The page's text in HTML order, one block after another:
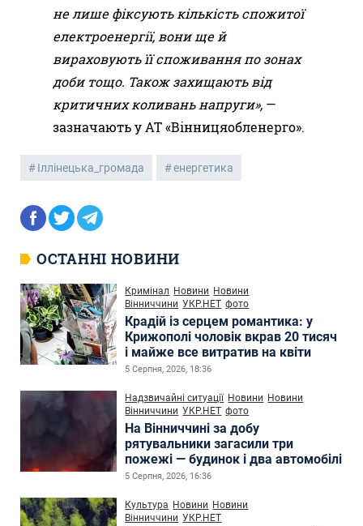
не лише фіксують кількість спожитої
електроенергії, вони ще й
вираховують її споживання по зонах
доби тощо. Також захищають від
критичних коливань напруги», —
зазначають у АТ «Вінницяобленерго».
Іллінецька_громада енергетика
ОСТАННІ НОВИНИ
Кримінал Новини Новини
Вінниччини УКР.НЕТ фото
Крадій із серцем романтика: у
Крижополі чоловік вкрав 20 тисяч
і майже все витратив на квіти
5 Серпня, 2026, 18:36
Надзвичайні ситуації Новини Новини
Вінниччини УКР.НЕТ фото
На Вінниччині за добу
рятувальники загасили три
пожежі — будинок і два автомобілі
5 Серпня, 2026, 16:36
Культура Новини Новини
Вінниччини УКР.НЕТ